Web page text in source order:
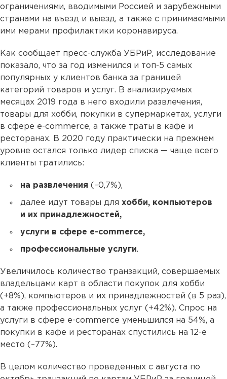
ограничениями, вводимыми Россией и зарубежными
странами на въезд и выезд, а также с принимаемыми
ими мерами профилактики коронавируса.
Как сообщает пресс-служба УБРиР, исследование
показало, что за год изменился и топ-5 самых
популярных у клиентов банка за границей
категорий товаров и услуг. В анализируемых
месяцах 2019 года в него входили развлечения,
товары для хобби, покупки в супермаркетах, услуги
в сфере e-commerce, а также траты в кафе и
ресторанах. В 2020 году практически на прежнем
уровне остался только лидер списка — чаще всего
клиенты тратились:
на развлечения (–0,7%),
далее идут товары для хобби, компьютеров
и их принадлежностей,
услуги в сфере e-commerce,
профессиональные услуги.
Увеличилось количество транзакций, совершаемых
владельцами карт в области покупок для хобби
(+8%), компьютеров и их принадлежностей (в 5 раз),
а также профессиональных услуг (+42%). Спрос на
услуги в сфере e-commerce уменьшился на 54%, а
покупки в кафе и ресторанах спустились на 12-е
место (–77%).
В целом количество проведенных с августа по